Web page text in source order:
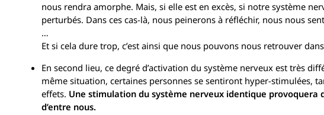
nous rendra amorphe. Mais, si elle est en excès, si notre système
perturbés. Dans ces cas-là, nous peinerons à réfléchir, nous nous
…
Et si cela dure trop, c’est ainsi que nous pouvons nous retrouver
En second lieu, ce degré d’activation du système nerveux est très
même situation, certaines personnes se sentiront hyper-stimulées,
effets. Une stimulation du système nerveux identique provoquera
d’entre nous.